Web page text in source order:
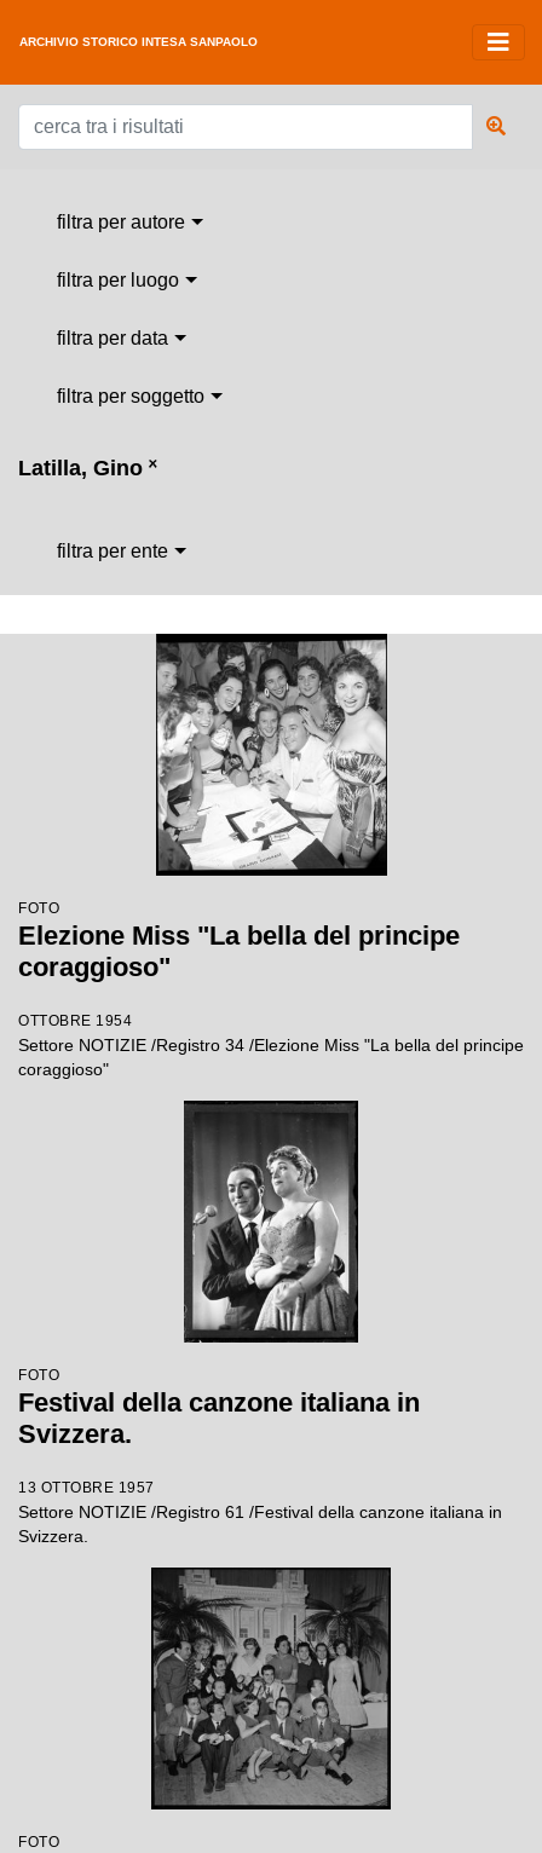
ARCHIVIO STORICO INTESA SANPAOLO
filtra per autore
filtra per luogo
filtra per data
filtra per soggetto
Latilla, Gino ˟
filtra per ente
FOTO
Elezione Miss "La bella del principe
coraggioso"
OTTOBRE 1954
Settore NOTIZIE /Registro 34 /Elezione Miss "La bella del principe
coraggioso"
FOTO
Festival della canzone italiana in
Svizzera.
13 OTTOBRE 1957
Settore NOTIZIE /Registro 61 /Festival della canzone italiana in
Svizzera.
FOTO